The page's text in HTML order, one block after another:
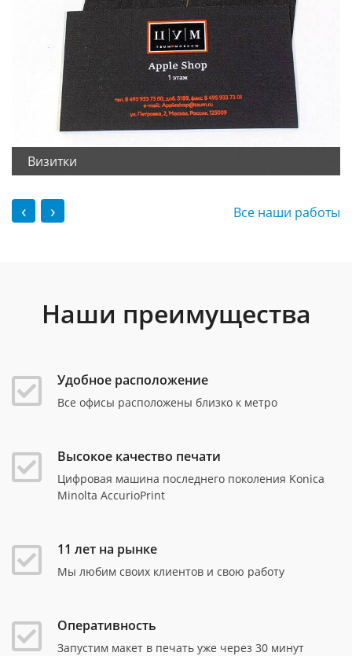
Визитки
‹ › Все наши работы
Наши преимущества
Удобное расположение
Все офисы расположены близко к метро
Высокое качество печати
Цифровая машина последнего поколения Konica
Minolta AccurioPrint
11 лет на рынке
Мы любим своих клиентов и свою работу
Оперативность
Запустим макет в печать уже через 30 минут